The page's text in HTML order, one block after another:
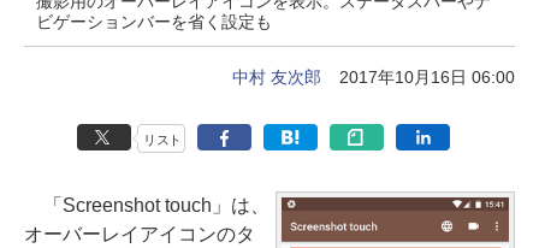
ビゲーションバーを省く設定も
中村 友次郎 2017年10月16日 06:00
リスト
「Screenshot touch」は、
オーバーレイアイコンのタ